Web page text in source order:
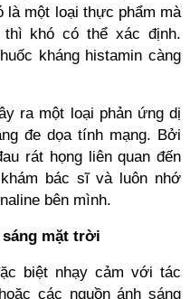
là một loại thực phẩm mà
thì khó có thể xác định.
kháng histamin càng
ra một loại phản ứng dị
đe dọa tính mạng. Bởi
rát họng liên quan đến
bác sĩ và luôn nhớ
bên mình.
sáng mặt trời
biệt nhạy cảm với tác
các nguồn ánh sáng